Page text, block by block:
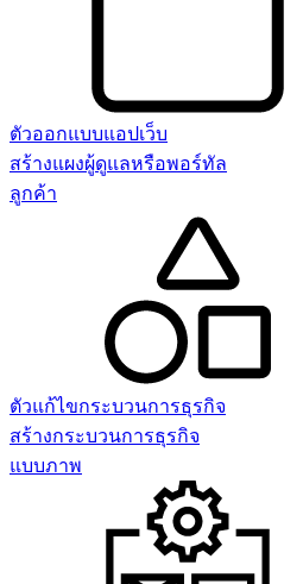
ตัวออกแบบแอปเว็บ
สร้างแผงผู้ดูแลหรือพอร์ทัล
ลูกค้า
ตัวแก้ไขกระบวนการธุรกิจ
สร้างกระบวนการธุรกิจ
แบบภาพ